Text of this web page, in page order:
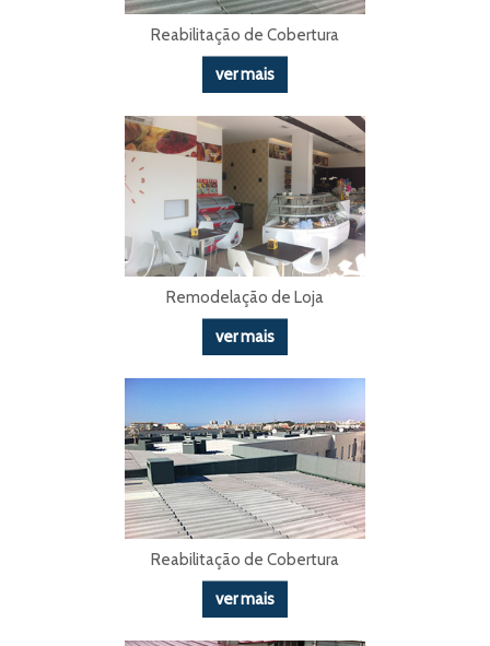
Reabilitação de Cobertura
ver mais
Remodelação de Loja
ver mais
Reabilitação de Cobertura
ver mais